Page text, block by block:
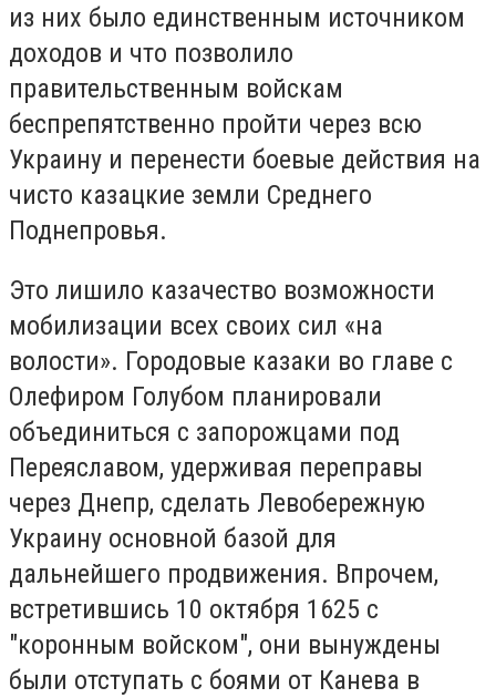
из них было единственным источником
доходов и что позволило
правительственным войскам
беспрепятственно пройти через всю
Украину и перенести боевые действия на
чисто казацкие земли Среднего
Поднепровья.
Это лишило казачество возможности
мобилизации всех своих сил «на
волости». Городовые казаки во главе с
Олефиром Голубом планировали
объединиться с запорожцами под
Переяславом, удерживая переправы
через Днепр, сделать Левобережную
Украину основной базой для
дальнейшего продвижения. Впрочем,
встретившись 10 октября 1625 с
"коронным войском", они вынуждены
были отступать с боями от Канева в